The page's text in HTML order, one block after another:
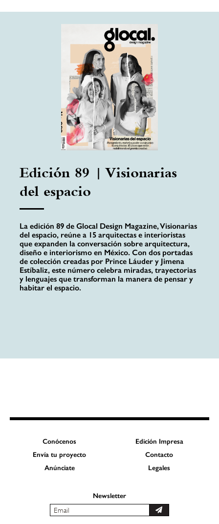
Edición 89 | Visionarias
del espacio
La edición 89 de Glocal Design Magazine, Visionarias
del espacio, reúne a 15 arquitectas e interioristas
que expanden la conversación sobre arquitectura,
diseño e interiorismo en México. Con dos portadas
de colección creadas por Prince Láuder y Jimena
Estíbaliz, este número celebra miradas, trayectorias
y lenguajes que transforman la manera de pensar y
habitar el espacio.
Conócenos
Edición Impresa
Envía tu proyecto
Contacto
Anúnciate
Legales
Newsletter